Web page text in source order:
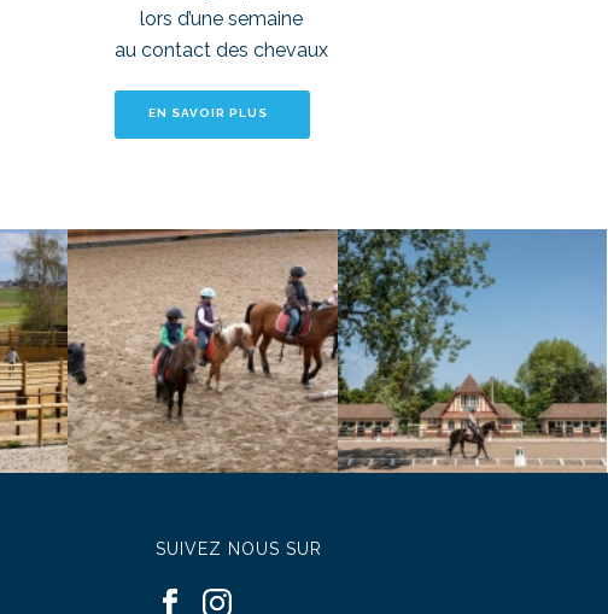
lors d’une semaine
au contact des chevaux
EN SAVOIR PLUS
SUIVEZ NOUS SUR